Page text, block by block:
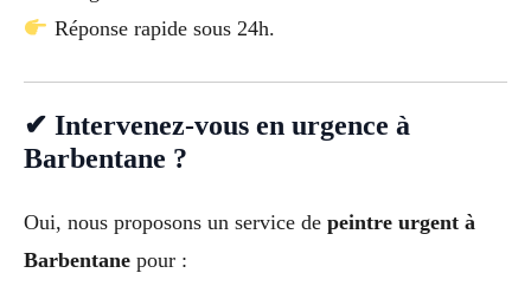
Réponse rapide sous 24h.
✔ Intervenez-vous en urgence à
Barbentane ?
Oui, nous proposons un service de peintre urgent à
Barbentane pour :